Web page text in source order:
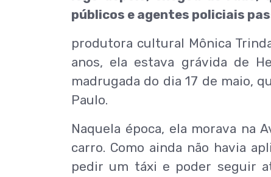
públicos e agentes policiais
produtora cultural Mônica
anos, ela estava grávida de
madrugada do dia 17 de maio,
Paulo.
Naquela época, ela morava na
carro. Como ainda não havia
pedir um táxi e poder seguir